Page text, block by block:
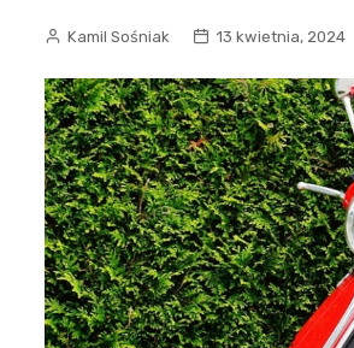
Kamil Sośniak 13 kwietnia, 2024